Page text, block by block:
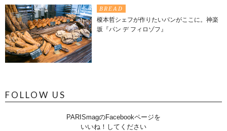
BREAD
榎本哲シェフが作りたいパンがここに。神楽
坂『パン デ フィロゾフ』
FOLLOW US
PARISmagのFacebookページを
いいね！してください